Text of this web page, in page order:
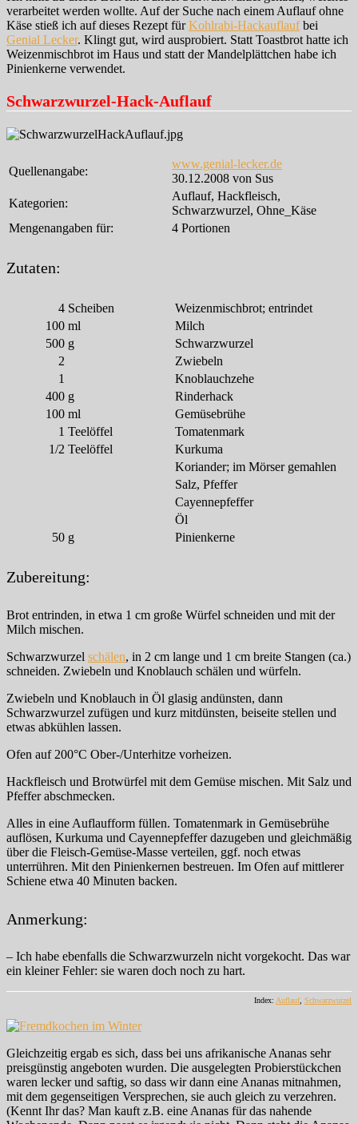
verarbeitet werden wollte. Auf der Suche nach einem Auflauf ohne
Käse stieß ich auf dieses Rezept fürKohlrabi-Hackauflaufbei
Genial Lecker. Klingt gut, wird ausprobiert. Statt Toastbrot hatte ich
Weizenmischbrot im Haus und statt der Mandelplättchen habe ich
Pinienkerne verwendet.
Schwarzwurzel-Hack-Auflauf
Quellenangabe:
www.genial-lecker.de
30.12.2008 von Sus
Kategorien:
Auflauf, Hackfleisch,
Schwarzwurzel, Ohne_Käse
Mengenangaben für:
4 Portionen
Zutaten:
4 Scheiben
Weizenmischbrot; entrindet
100 ml
Milch
500 g
Schwarzwurzel
2
Zwiebeln
1
Knoblauchzehe
400 g
Rinderhack
100 ml
Gemüsebrühe
1 Teelöffel
Tomatenmark
1/2 Teelöffel
Kurkuma
Koriander; im Mörser gemahlen
Salz, Pfeffer
Cayennepfeffer
Öl
50 g Pinienkerne
Zubereitung:
Brot entrinden, in etwa 1 cm große Würfel schneiden und mit der
Milch mischen.
Schwarzwurzel schälen, in 2 cm lange und 1 cm breite Stangen (ca.)
schneiden. Zwiebeln und Knoblauch schälen und würfeln.
Zwiebeln und Knoblauch in Öl glasig andünsten, dann
Schwarzwurzel zufügen und kurz mitdünsten, beiseite stellen und
etwas abkühlen lassen.
Ofen auf 200°C Ober-/Unterhitze vorheizen.
Hackfleisch und Brotwürfel mit dem Gemüse mischen. Mit Salz und
Pfeffer abschmecken.
Alles in eine Auflaufform füllen. Tomatenmark in Gemüsebrühe
auflösen, Kurkuma und Cayennepfeffer dazugeben und gleichmäßig
über die Fleisch-Gemüse-Masse verteilen, ggf. noch etwas
unterrühren. Mit den Pinienkernen bestreuen. Im Ofen auf mittlerer
Schiene etwa 40 Minuten backen.
Anmerkung:
– Ich habe ebenfalls die Schwarzwurzeln nicht vorgekocht. Das war
ein kleiner Fehler: sie waren doch noch zu hart.
Index: Auflauf, Schwarzwurzel
Gleichzeitig ergab es sich, dass bei uns afrikanische Ananas sehr
preisgünstig angeboten wurden. Die ausgelegten Probierstückchen
waren lecker und saftig, so dass wir dann eine Ananas mitnahmen,
mit dem gegenseitigen Versprechen, sie auch gleich zu verzehren.
(Kennt Ihr das? Man kauft z.B. eine Ananas für das nahende